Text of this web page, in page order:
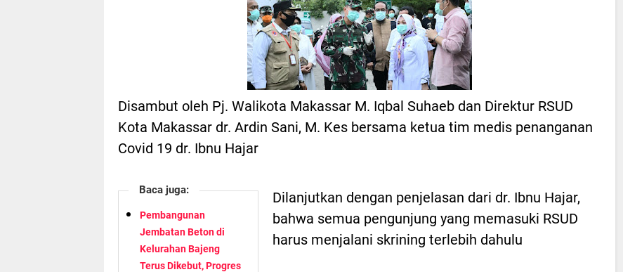
Disambut oleh Pj. Walikota Makassar M. Iqbal Suhaeb dan Direktur RSUD
Kota Makassar dr. Ardin Sani, M. Kes bersama ketua tim medis penanganan
Covid 19 dr. Ibnu Hajar
Baca juga:
Pembangunan
Jembatan Beton di
Kelurahan Bajeng
Terus Dikebut, Progres
Dilanjutkan dengan penjelasan dari dr. Ibnu Hajar,
bahwa semua pengunjung yang memasuki RSUD
harus menjalani skrining terlebih dahulu